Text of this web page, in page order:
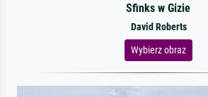
Sfinks w Gizie
David Roberts
Wybierz obraz